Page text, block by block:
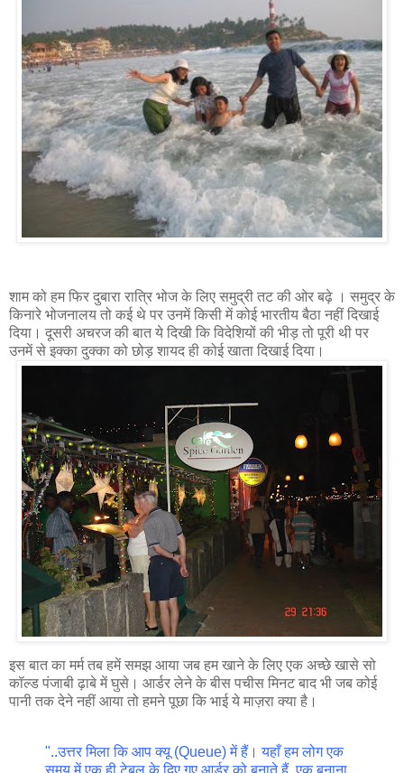
शाम को हम फिर दुबारा रात्रि भोज के लिए समुद्री तट की ओर बढ़े । समुद्र के
किनारे भोजनालय तो कई थे पर उनमें किसी में कोई भारतीय बैठा नहीं दिखाई
दिया। दूसरी अचरज की बात ये दिखी कि विदेशियों की भीड़ तो पूरी थी पर
उनमें से इक्का दुक्का को छोड़ शायद ही कोई खाता दिखाई दिया।
इस बात का मर्म तब हमें समझ आया जब हम खाने के लिए एक अच्छे खासे सो
कॉल्ड पंजाबी ढ़ाबे में घुसे। आर्डर लेने के बीस पचीस मिनट बाद भी जब कोई
पानी तक देने नहीं आया तो हमने पूछा कि भाई ये माज़रा क्या है।
"..उत्तर मिला कि आप क्यू (Queue) में हैं। यहाँ हम लोग एक
समय में एक ही टेबुल के दिए गए आर्डर को बनाते हैं. एक बनाना